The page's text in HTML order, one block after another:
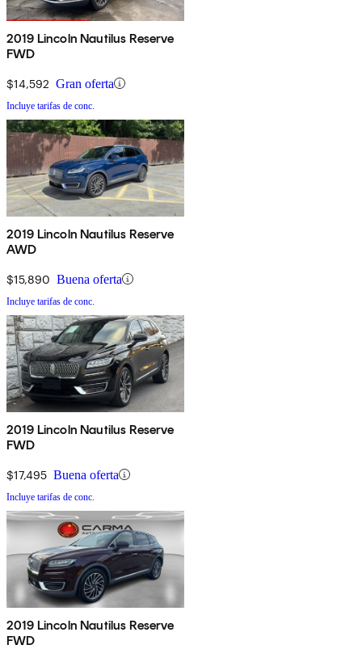
2019 Lincoln Nautilus Reserve
FWD
$14,592 Gran oferta
Incluye tarifas de conc.
2019 Lincoln Nautilus Reserve
AWD
$15,890 Buena oferta
Incluye tarifas de conc.
2019 Lincoln Nautilus Reserve
FWD
$17,495 Buena oferta
Incluye tarifas de conc.
2019 Lincoln Nautilus Reserve
FWD